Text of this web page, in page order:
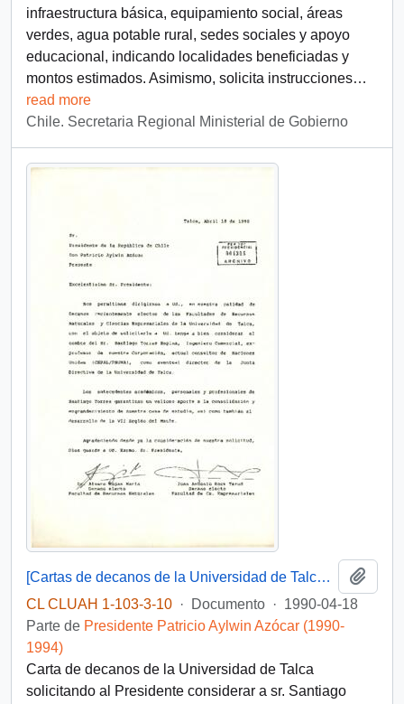
infraestructura básica, equipamiento social, áreas
verdes, agua potable rural, sedes sociales y apoyo
educacional, indicando localidades beneficiadas y
montos estimados. Asimismo, solicita instrucciones…
read more
Chile. Secretaria Regional Ministerial de Gobierno
[Cartas de decanos de la Universidad de Talca dirigida al Presidente Aylwin]
CL CLUAH 1-103-3-10 · Documento · 1990-04-18
Parte de Presidente Patricio Aylwin Azócar (1990-
1994)
Carta de decanos de la Universidad de Talca
solicitando al Presidente considerar a sr. Santiago